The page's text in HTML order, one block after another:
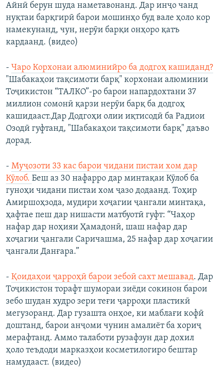
Айнӣ берун шуда наметавонанд. Дар инҷо чанд
нуқтаи барқгирӣ барои мошинҳо буд вале ҳоло кор
намекунанд, чун, нерӯи барқи онҳоро қатъ
кардаанд. (видео)
- Чаро Корхонаи алюминийро ба додгоҳ кашиданд?
"Шабакаҳои тақсимоти барқ" корхонаи алюминии
Тоҷикистон “ТАЛКО”-ро барои напардохтани 37
миллион сомонӣ қарзи нерӯи барқ ба додгоҳ
кашидааст.Дар Додгоҳи олии иқтисодӣ ба Радиои
Озодӣ гуфтанд, "Шабакаҳои тақсимоти барқ" даъво
дорад.
- Муҷозоти 33 кас барои чидани пистаи хом дар
Кӯлоб. Беш аз 30 нафарро дар минтақаи Кӯлоб ба
гуноҳи чидани пистаи хом ҷазо додаанд. Тоҳир
Амиршоҳзода, мудири хоҷагии ҷангали минтақа,
ҳафтае пеш дар нишасти матбуотӣ гуфт: “Чаҳор
нафар дар ноҳияи Ҳамадонӣ, шаш нафар дар
хоҷагии ҷангали Саричашма, 25 нафар дар хоҷагии
ҷангали Данғара.”
- Қоидаҳои ҷарроҳӣ барои зебоӣ сахт мешавад. Дар
Тоҷикистон торафт шумораи зиёди сокинон барои
зебо шудан худро зери теғи ҷарроҳи пластикӣ
мегузоранд. Дар гузашта онҳое, ки маблағи кофӣ
доштанд, барои анҷоми чунин амалиёт ба хориҷ
мерафтанд. Аммо талаботи рузафзун дар дохил
ҳоло теъдоди марказҳои косметилогиро бештар
намудааст. (видео)